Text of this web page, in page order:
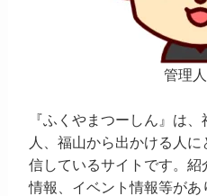
管理
『ふくやまつーしん』は
人、福山から出かける人
信しているサイトです。
情報、イベント情報等が